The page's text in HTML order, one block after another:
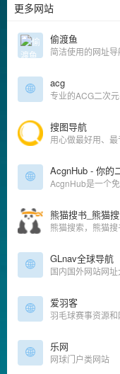
更多网站
偷渡鱼
简洁使用的网址
acg
搜图导航
AcgnHub - 你的
GLnav全球导航
国内国外网站网
爱羽客
羽毛球赛事资源
乐网
网球门户类网站